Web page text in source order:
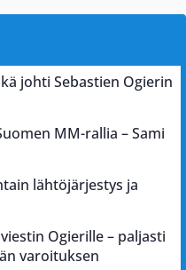
johti Sebastien Ogierin
MM-rallia – Sami
lähtöjärjestys ja
Ogierille – paljasti
varoituksen